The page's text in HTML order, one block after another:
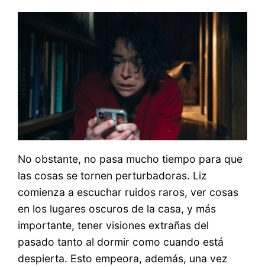
No obstante, no pasa mucho tiempo para que
las cosas se tornen perturbadoras. Liz
comienza a escuchar ruidos raros, ver cosas
en los lugares oscuros de la casa, y más
importante, tener visiones extrañas del
pasado tanto al dormir como cuando está
despierta. Esto empeora, además, una vez